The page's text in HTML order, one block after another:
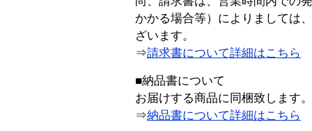
かかる場合等）によりましては
ざいます。
⇒請求書について詳細はこちら
■納品書について
お届けする商品に同梱致します。
⇒納品書について詳細はこちら